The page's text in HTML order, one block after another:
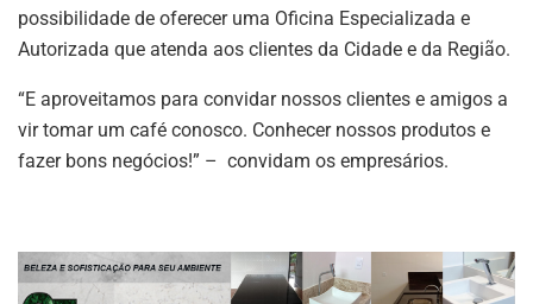
possibilidade de oferecer uma Oficina Especializada e
Autorizada que atenda aos clientes da Cidade e da Região.
“E aproveitamos para convidar nossos clientes e amigos a
vir tomar um café conosco. Conhecer nossos produtos e
fazer bons negócios!” – convidam os empresários.